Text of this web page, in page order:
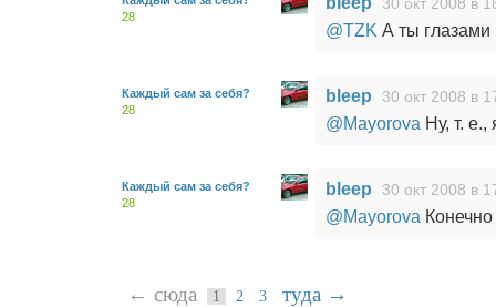
28
@TZK А ты глазами
Каждый сам за себя?
28
bleep 30 окт 2008 в
@Mayorova Ну, т.
Каждый сам за себя?
28
bleep 30 окт 2008 в
@Mayorova
← сюда 1 2 3 туда →